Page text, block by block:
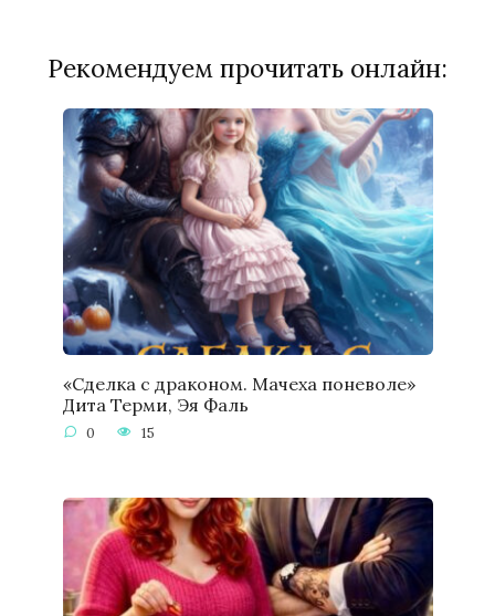
Рекомендуем прочитать онлайн:
«Сделка с драконом. Мачеха поневоле»
Дита Терми, Эя Фаль
0 15